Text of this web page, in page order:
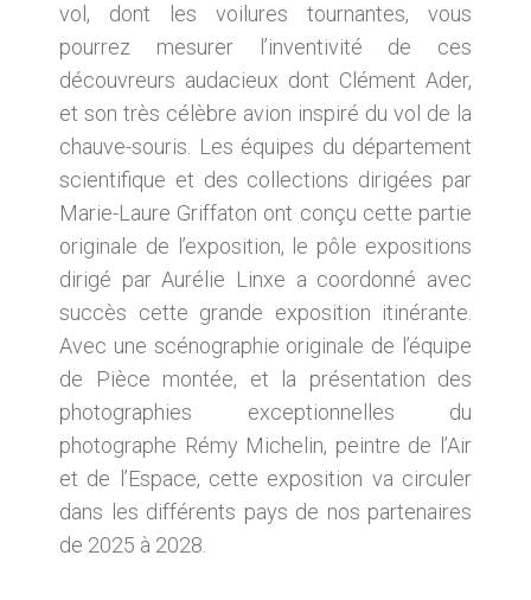
vol, dont les voilures tournantes, vous
pourrez mesurer l’inventivité de ces
découvreurs audacieux dont Clément Ader,
et son très célèbre avion inspiré du vol de la
chauve-souris. Les équipes du département
scientifique et des collections dirigées par
Marie-Laure Griffaton ont conçu cette partie
originale de l’exposition, le pôle expositions
dirigé par Aurélie Linxe a coordonné avec
succès cette grande exposition itinérante.
Avec une scénographie originale de l’équipe
de Pièce montée, et la présentation des
photographies exceptionnelles du
photographe Rémy Michelin, peintre de l’Air
et de l’Espace, cette exposition va circuler
dans les différents pays de nos partenaires
de 2025 à 2028.